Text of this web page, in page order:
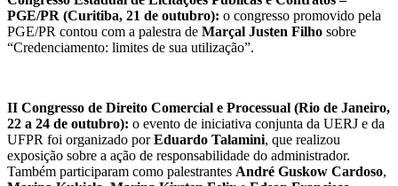
PGE/PR (Curitiba, 21 de outubro): o congresso promovido pela
PGE/PR contou com a palestra de Marçal Justen Filho sobre
“Credenciamento: limites de sua utilização”.
II Congresso de Direito Comercial e Processual (Rio de Janeiro,
22 a 24 de outubro): o evento de iniciativa conjunta da UERJ e da
UFPR foi organizado porEduardo Talamini, que realizou
exposição sobre a ação de responsabilidade do administrador.
Também participaram como palestrantes André Guskow Cardoso,